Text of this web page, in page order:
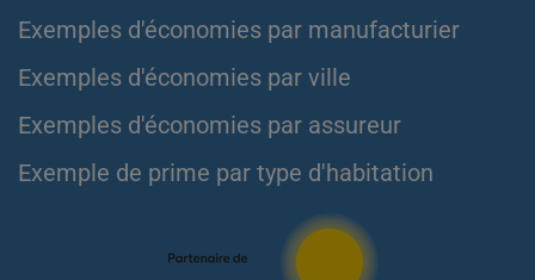
Exemples d'économies par manufacturier
Exemples d'économies par ville
Exemples d'économies par assureur
Exemple de prime par type d'habitation